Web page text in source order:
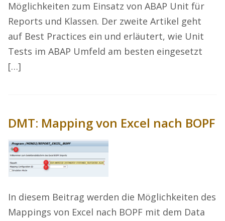
Möglichkeiten zum Einsatz von ABAP Unit für
Reports und Klassen. Der zweite Artikel geht
auf Best Practices ein und erläutert, wie Unit
Tests im ABAP Umfeld am besten eingesetzt
[…]
DMT: Mapping von Excel nach BOPF
In diesem Beitrag werden die Möglichkeiten des
Mappings von Excel nach BOPF mit dem Data